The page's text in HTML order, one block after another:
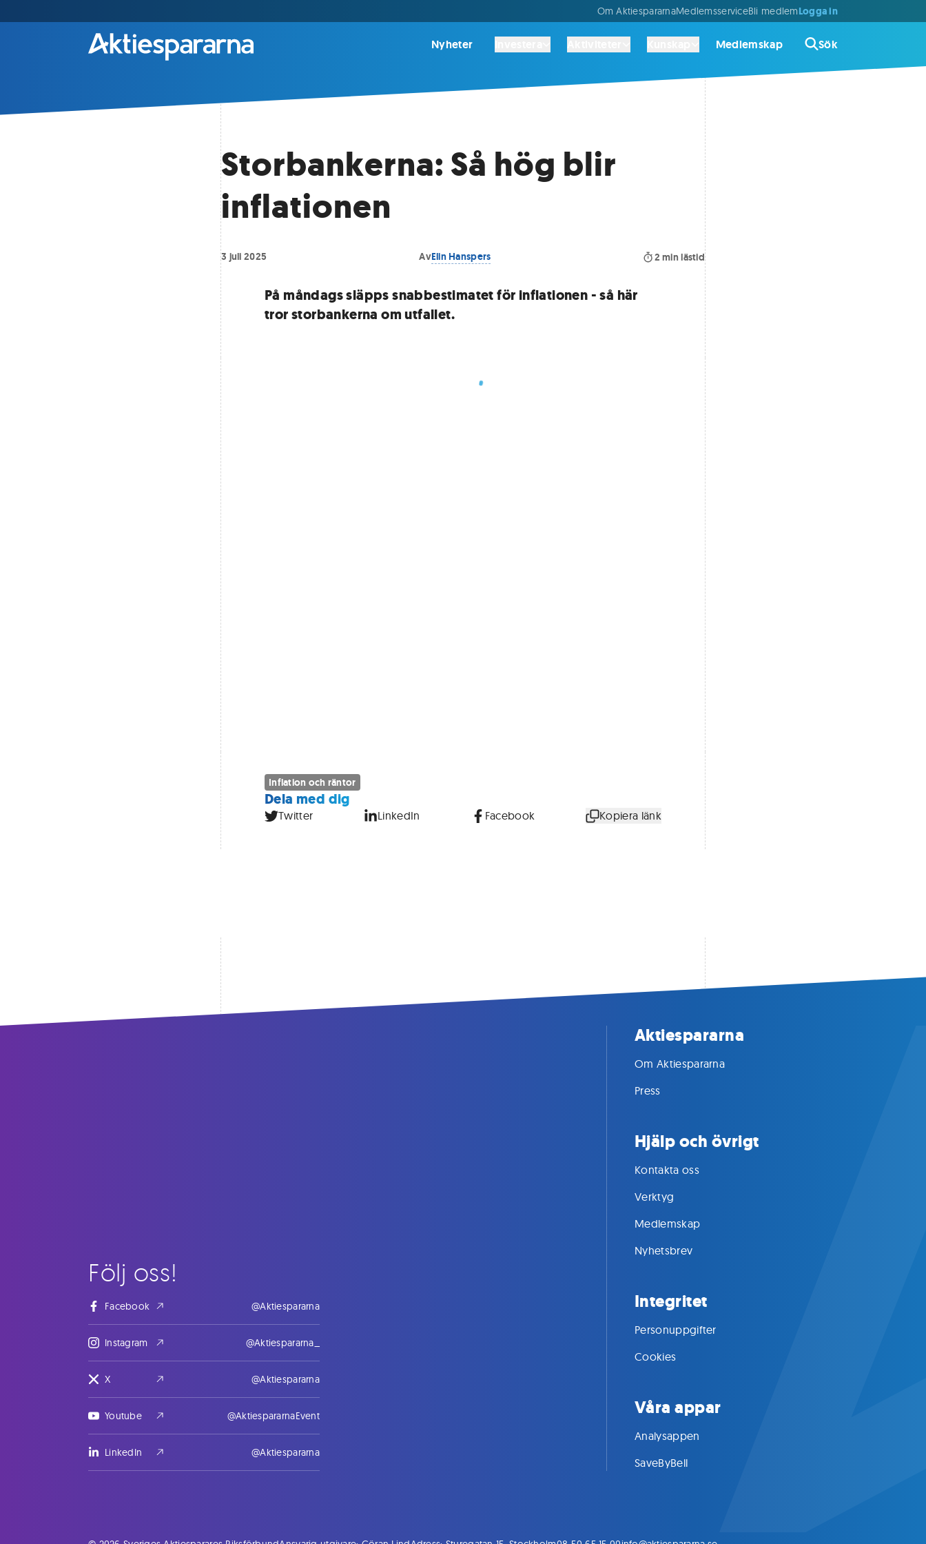
Om AktiespararnaMedlemsserviceBli medlemLogga in
Nyheter Medlemskap Sök
Storbankerna: Så hög blir
inflationen
3 juli 2025 AvElin Hanspers 2 min lästid
På måndags släpps snabbestimatet för inflationen - så här
tror storbankerna om utfallet.
Inflation och räntor
Dela med dig
Twitter LinkedIn Facebook Kopiera länk
Följ oss!
Facebook @Aktiespararna
Instagram @Aktiespararna_
X @Aktiespararna
Youtube @AktiespararnaEvent
LinkedIn @Aktiespararna
Aktiespararna
Om Aktiespararna
Press
Hjälp och övrigt
Kontakta oss
Verktyg
Medlemskap
Nyhetsbrev
Integritet
Personuppgifter
Cookies
Våra appar
Analysappen
SaveByBell